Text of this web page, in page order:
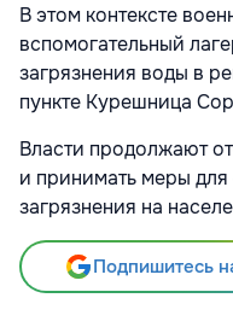
В этом контексте
вспомогательный
загрязнения воды в
пункте Курешница
Власти продолжают
и принимать меры для
загрязнения на
Подпишитесь